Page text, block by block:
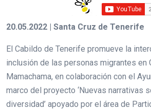
20.05.2022 | Santa Cruz de Tenerife
El Cabildo de Tenerife promueve la
inclusión de las personas migrantes en
Mamachama, en colaboración con el
marco del proyecto ‘Nuevas narrativas
diversidad’ apoyado por el área de